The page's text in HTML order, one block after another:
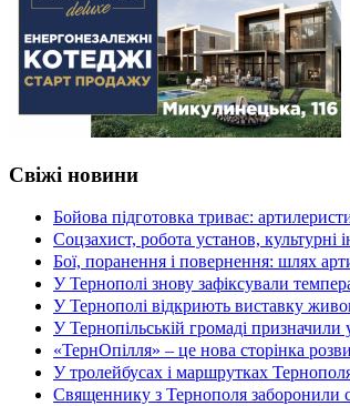
Свіжі новини
Бойова підготовка триває:
Соцзахист, робота установ,
Бої, поранення і повернення: шлях
У Тернополі знову зафіксували
У Тернополі відкриють виставку
У Тернопільській громаді призначили
«ТернОпілля» – це нова сторінка
У тролейбусах і маршрутках
Священнику з Тернополя заборонили